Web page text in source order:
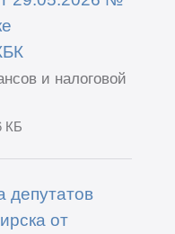
и налоговой
КБ
депутатов
от